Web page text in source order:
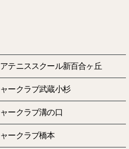
テニススクール新百合ヶ丘
ークラブ武蔵小杉
ークラブ溝の口
ークラブ橋本